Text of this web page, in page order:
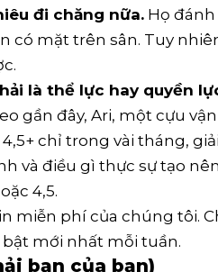
đi chăng nữa. Họ
có mặt trên sân. Tuy
là thể lực hay quyền
gần đây, Ari, một cựu
chỉ trong vài tháng,
và điều gì thực sự tạo
4,5.
miễn phí của chúng tôi.
mới nhất mỗi tuần.
bạn của bạn)